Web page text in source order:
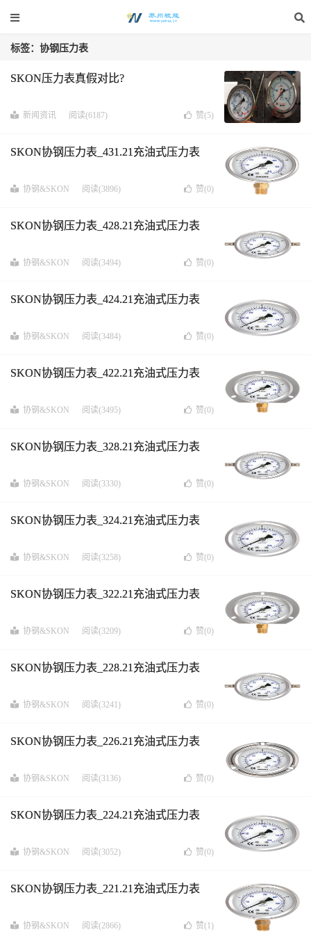
标签：协钢压力表
SKON压力表真假对比?
新闻资讯 阅读(6187) 赞(5)
SKON协钢压力表_431.21充油式压力表
协钢&SKON 阅读(3896) 赞(0)
SKON协钢压力表_428.21充油式压力表
协钢&SKON 阅读(3494) 赞(0)
SKON协钢压力表_424.21充油式压力表
协钢&SKON 阅读(3484) 赞(0)
SKON协钢压力表_422.21充油式压力表
协钢&SKON 阅读(3495) 赞(0)
SKON协钢压力表_328.21充油式压力表
协钢&SKON 阅读(3330) 赞(0)
SKON协钢压力表_324.21充油式压力表
协钢&SKON 阅读(3258) 赞(0)
SKON协钢压力表_322.21充油式压力表
协钢&SKON 阅读(3209) 赞(0)
SKON协钢压力表_228.21充油式压力表
协钢&SKON 阅读(3241) 赞(0)
SKON协钢压力表_226.21充油式压力表
协钢&SKON 阅读(3136) 赞(0)
SKON协钢压力表_224.21充油式压力表
协钢&SKON 阅读(3052) 赞(0)
SKON协钢压力表_221.21充油式压力表
协钢&SKON 阅读(2866) 赞(1)